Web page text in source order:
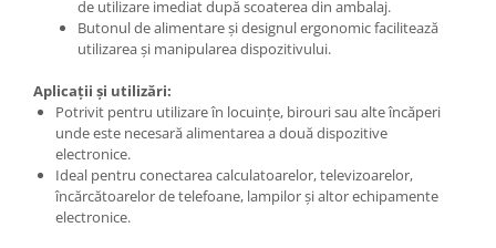
TABLOURI SI ACCESORII
Tablou organizare santier
Metalice
Policarbonat
MATERIALE ELECTRICE DIVERSE
Diverse
de utilizare imediat după scoaterea din ambalaj.
Butonul de alimentare și designul ergonomic facilitează
utilizarea și manipularea dispozitivului.
Aplicații și utilizări:
Potrivit pentru utilizare în locuințe, birouri sau alte încăperi
unde este necesară alimentarea a două dispozitive
electronice.
Ideal pentru conectarea calculatoarelor, televizoarelor,
încărcătoarelor de telefoane, lampilor și altor echipamente
electronice.